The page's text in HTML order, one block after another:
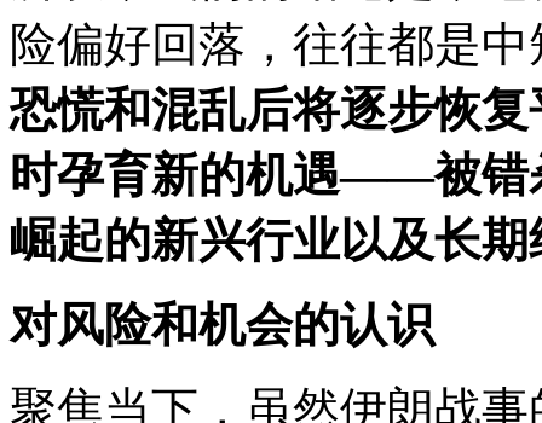
险偏好回落，往往都是
恐慌和混乱后将逐步恢
时孕育新的机遇——被错
崛起的新兴行业以及长
对风险和机会的认识
聚焦当下，虽然伊朗战